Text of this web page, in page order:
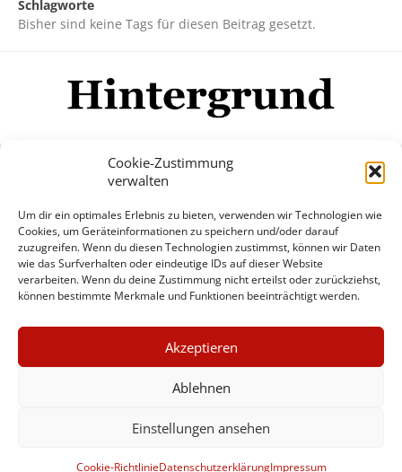
Cookie-Zustimmung
verwalten
Um dir ein optimales Erlebnis zu bieten, verwenden wir Technologien wie
Cookies, um Geräteinformationen zu speichern und/oder darauf
zuzugreifen. Wenn du diesen Technologien zustimmst, können wir Daten
wie das Surfverhalten oder eindeutige IDs auf dieser Website
verarbeiten. Wenn du deine Zustimmung nicht erteilst oder zurückziehst,
können bestimmte Merkmale und Funktionen beeinträchtigt werden.
Akzeptieren
Ablehnen
Einstellungen ansehen
Cookie-RichtlinieDatenschutzerklärungImpressum
Schlagworte
Bisher sind keine Tags für diesen Beitrag gesetzt.
Mehr
© Copyright Hintergrund.de, 2015 - 2026
Zum Newsletter jetzt kostenlos
anmelden
erscheint ca. alle 4 Wochen
×